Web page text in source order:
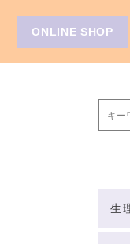
生
ONLINE SHOP